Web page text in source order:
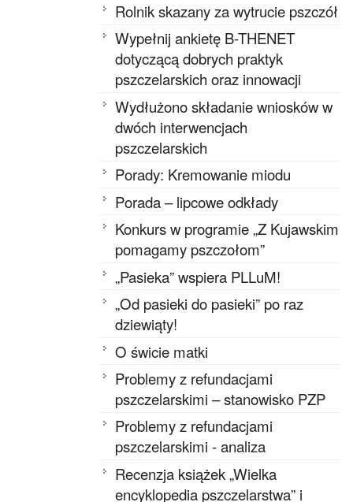
Rolnik skazany za wytrucie pszczół
Wypełnij ankietę B-THENET
dotyczącą dobrych praktyk
pszczelarskich oraz innowacji
Wydłużono składanie wniosków w
dwóch interwencjach
pszczelarskich
Porady: Kremowanie miodu
Porada – lipcowe odkłady
Konkurs w programie „Z Kujawskim
pomagamy pszczołom”
„Pasieka” wspiera PLLuM!
„Od pasieki do pasieki” po raz
dziewiąty!
O świcie matki
Problemy z refundacjami
pszczelarskimi – stanowisko PZP
Problemy z refundacjami
pszczelarskimi - analiza
Recenzja książek „Wielka
encyklopedia pszczelarstwa” i